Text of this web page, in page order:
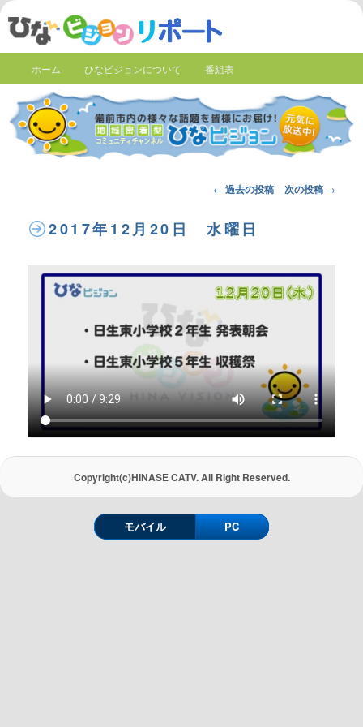
ホーム ひなビジョンについて 番組表
Post
← 過去の投稿 次の投稿 →
2017年12月20日 水曜日
Copyright(c)HINASE CATV. All Right Reserved.
モバイル PC